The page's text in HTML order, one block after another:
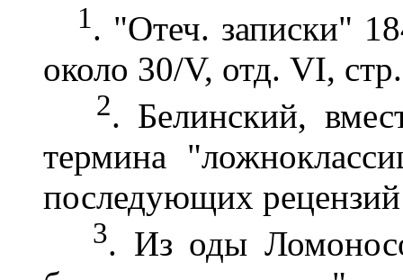
1. "Отеч. записки"
около 30/V, отд. VI,
2. Белинский,
термина
последующих
3. Из оды